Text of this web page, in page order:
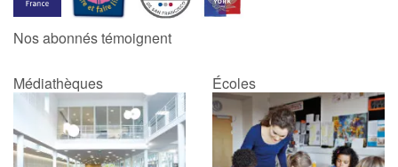
Catalogue anglais
Contraste +
Aide
Nos abonnés témoignent
Médiathèques Écoles